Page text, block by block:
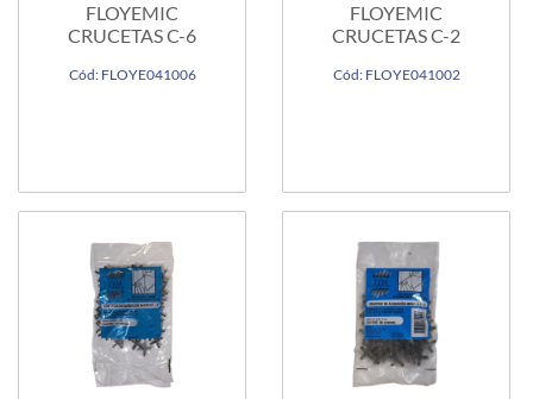
FLOYEMIC
CRUCETAS C-6
Cód: FLOYE041006
FLOYEMIC
CRUCETAS C-2
Cód: FLOYE041002